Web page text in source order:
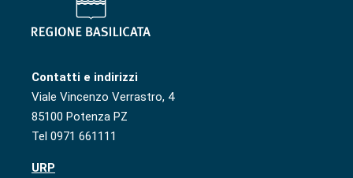
Contatti e indirizzi
Viale Vincenzo Verrastro, 4
85100 Potenza PZ
Tel 0971 661111
URP